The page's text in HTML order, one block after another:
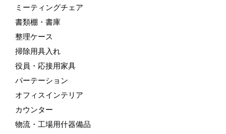
ミーティングチェア
書類棚・書庫
整理ケース
掃除用具入れ
役員・応接用家具
パーテーション
オフィスインテリア
カウンター
物流・工場用什器備品